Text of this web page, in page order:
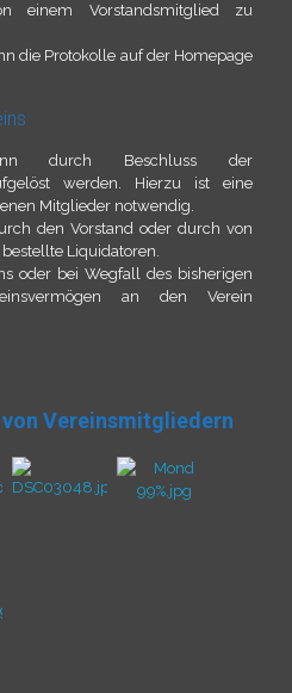
einem Vorstandsmitglied zu
die Protokolle auf der Homepage
durch Beschluss der
werden. Hierzu ist eine
Mitglieder notwendig.
den Vorstand oder durch von
Liquidatoren.
oder bei Wegfall des bisherigen
an den Verein
Vereinsmitgliedern